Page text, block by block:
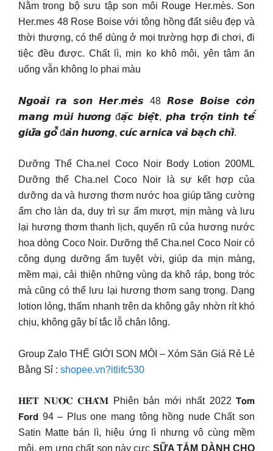
Nằm trong bộ sưu tập son môi Rouge Her.mès. Son
Her.mes 48 Rose Boise với tông hồng đất siêu đẹp và
thời thượng, có thể dùng ở mọi trường hợp đi chơi, đi
tiệc đều được. Chất lì, mịn ko khô môi, yên tâm ăn
uống vẫn không lo phai màu
𝙉𝙜𝙤𝙖̀𝙞 𝙧𝙖 𝙨𝙤𝙣 𝙃𝙚𝙧.𝙢𝙚̀𝙨 48 𝙍𝙤𝙨𝙚 𝘽𝙤𝙞𝙨𝙚 𝙘𝙤̀𝙣
𝙢𝙖𝙣𝙜 𝙢𝙪̀𝙞 𝙝𝙪̛𝙤̛𝙣𝙜 đ𝙖̣̆𝙘 𝙗𝙞𝙚̣̂𝙩, 𝙥𝙝𝙖 𝙩𝙧𝙤̣̂𝙣 𝙩𝙞𝙣𝙝 𝙩𝙚̂́
𝙜𝙞𝙪̛̃𝙖 𝙜𝙤̂̃ đ𝙖̀𝙣 𝙝𝙪̛𝙤̛𝙣𝙜, 𝙘𝙪́𝙘 𝙖𝙧𝙣𝙞𝙘𝙖 𝙫𝙖̀ 𝙗𝙖̣𝙘𝙝 𝙘𝙝𝙞̉.
Dưỡng Thể Cha.nel Coco Noir Body Lotion 200ML
Dưỡng thể Cha.nel Coco Noir là sự kết hợp của
dưỡng da và hương thơm nước hoa giúp tăng cường
ẩm cho làn da, duy trì sự ẩm mượt, mịn màng và lưu
lại hương thơm thanh lịch, quyến rũ của hương nước
hoa dòng Coco Noir. Dưỡng thể Cha.nel Coco Noir có
công dụng dưỡng ẩm tuyệt vời, giúp da mịn màng,
mềm mại, cải thiện những vùng da khô ráp, bong tróc
mà cũng có thể lưu lại hương thơm sang trọng. Dạng
lotion lỏng, thấm nhanh trên da không gây nhờn rít khó
chịu, không gây bí tắc lỗ chân lông.
Group Zalo THẾ GIỚI SON MÔI – Xóm Săn Giá Rẻ Lẻ
Bằng Sỉ : shopee.vn?itlifc530
𝐇𝐄̂́𝐓 𝐍𝐔̛𝐎̛́𝐂 𝐂𝐇𝐀̂́𝐌 Phiên bản mới nhất 2022 𝗧𝗼𝗺
𝗙𝗼𝗿𝗱 94 – Plus one mang tông hồng nude Chất son
Satin Matte bán lì, hiệu ứng lì nhưng vô cùng mềm
môi, em ưng chất son này cực SỮA TẮM DÀNH CHO